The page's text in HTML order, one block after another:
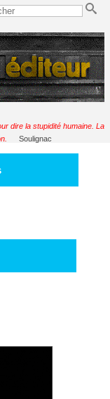
dire la stupidité humaine. La
Soulignac